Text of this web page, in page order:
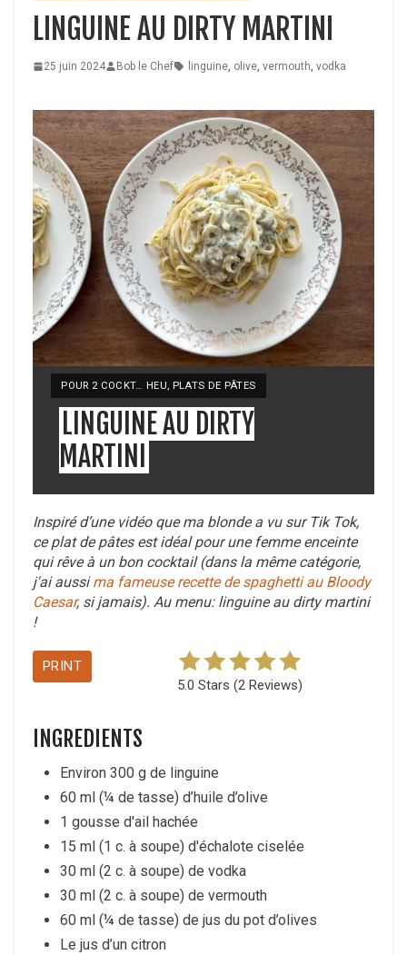
LINGUINE AU DIRTY MARTINI
25 juin 2024 Bob le Chef linguine, olive, vermouth, vodka
POUR 2 COCKT… HEU, PLATS DE PÂTES
LINGUINE AU DIRTY
MARTINI
Inspiré d’une vidéo que ma blonde a vu sur Tik Tok,
ce plat de pâtes est idéal pour une femme enceinte
qui rêve à un bon cocktail (dans la même catégorie,
j'ai aussima fameuse recette de spaghetti au Bloody
Caesar, si jamais). Au menu: linguine au dirty martini
!
PRINT
5.0 Stars (2 Reviews)
INGREDIENTS
Environ 300 g de linguine
60 ml (¼ de tasse) d’huile d’olive
1 gousse d'ail hachée
15 ml (1 c. à soupe) d'échalote ciselée
30 ml (2 c. à soupe) de vodka
30 ml (2 c. à soupe) de vermouth
60 ml (¼ de tasse) de jus du pot d’olives
Le jus d’un citron